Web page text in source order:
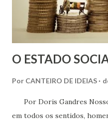
O ESTADO
Por CANTEIRO DE IDEIAS
Por Doris Gandres
em todos os sentidos,